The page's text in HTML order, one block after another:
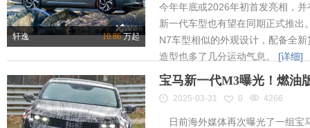
轩逸 10.86万起
今年年底或2026年初首发亮相，
新一代车型也有望在同期正式推出
N7车型相似的外观设计，配备全
造型也多了几分运动气息。 [详细]
宝马新一代M3曝光！燃油
2025-03-31 0 4266
日前海外媒体再次曝光了一组宝